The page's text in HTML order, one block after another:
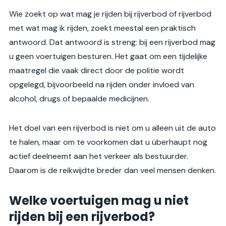
Wie zoekt op wat mag je rijden bij rijverbod of rijverbod
met wat mag ik rijden, zoekt meestal een praktisch
antwoord. Dat antwoord is streng: bij een rijverbod mag
u geen voertuigen besturen. Het gaat om een tijdelijke
maatregel die vaak direct door de politie wordt
opgelegd, bijvoorbeeld na rijden onder invloed van
alcohol, drugs of bepaalde medicijnen.
Het doel van een rijverbod is niet om u alleen uit de auto
te halen, maar om te voorkomen dat u überhaupt nog
actief deelneemt aan het verkeer als bestuurder.
Daarom is de reikwijdte breder dan veel mensen denken.
Welke voertuigen mag u niet
rijden bij een rijverbod?